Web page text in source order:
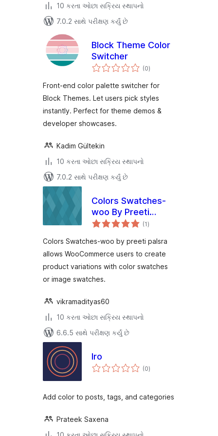
10 કરતા ઓછા સક્રિય સ્થાપનો
7.0.2 સાથે પરીક્ષણ કર્યું છે
Block Theme Color
Switcher
(0કુલ
રેટિંગ્સ
)
Front-end color palette switcher for
Block Themes. Let users pick styles
instantly. Perfect for theme demos &
developer showcases.
Kadim Gültekin
10 કરતા ઓછા સક્રિય સ્થાપનો
7.0.2 સાથે પરીક્ષણ કર્યું છે
Colors Swatches-
woo By Preeti
Palsra
(1કુલ
રેટિંગ્સ
)
Colors Swatches-woo by preeti palsra
allows WooCommerce users to create
product variations with color swatches
or image swatches.
vikramadityas60
10 કરતા ઓછા સક્રિય સ્થાપનો
6.6.5 સાથે પરીક્ષણ કર્યું છે
Iro
(0કુલ
રેટિંગ્સ
)
Add color to posts, tags, and categories
Prateek Saxena